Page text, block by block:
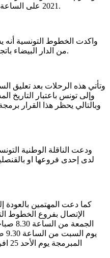
2021 على الساعة 23 و35 دقيقة، نظرا لكثرة الطلبات.
واكدت الخطوط التونسية أنه
من الدار البيضاء باتجاه تونس منذ تاريخ 15 افريل الجاري.
وتأتي هذه الرحلات بعد تعليق
ودعت الناقلة الوطنية
لدى إحدى فروعها او
كما دعت المهتمين
الإتصال بفروع الخطوط